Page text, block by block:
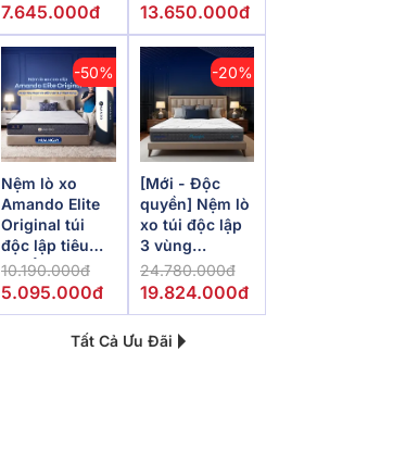
7.645.000đ 13.650.000đ
-50%
Nệm lò xo
Amando Elite
Original túi
độc lập tiêu
chuẩn khách
sạn 5 sao dày
10.190.000đ
5.095.000đ
-20%
[Mới - Độc
quyền] Nệm lò
xo túi độc lập
3 vùng
Dunlopillo
de.Stress
24.780.000đ
19.824.000đ
Tất Cả Ưu Đãi